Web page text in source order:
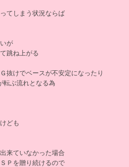
てしまう状況ならば
が
跳ね上がる
抜けでベースが不安定になったり
転ぶ流れとなる為
ども
来ていなかった場合
Ｐを贈り続けるので